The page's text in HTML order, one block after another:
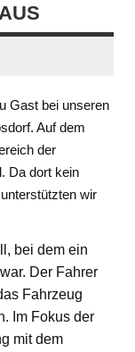
Gast bei unseren
Auf dem
der
Da dort kein
wir
bei dem ein
Der Fahrer
Fahrzeug
Im Fokus der
mit dem